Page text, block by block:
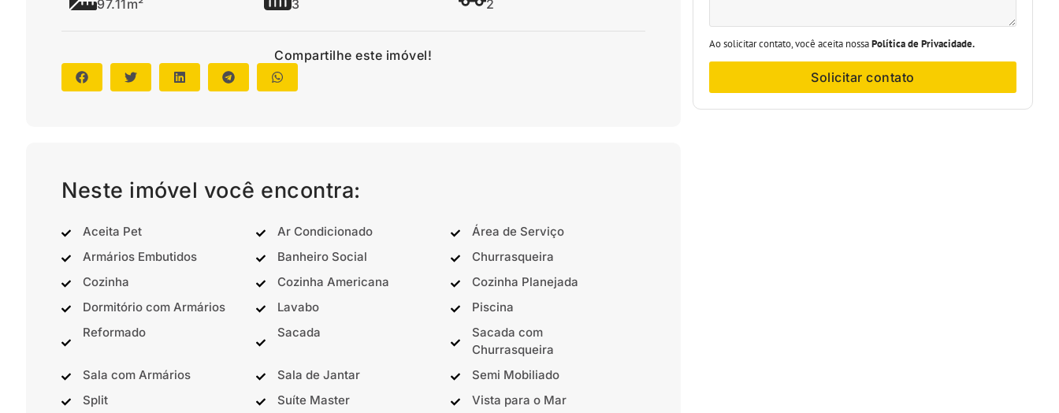
97.11m²
3
2
Compartilhe este imóvel!
Neste imóvel você encontra:
Aceita Pet Ar Condicionado
Área de Serviço
Armários Embutidos
Banheiro Social
Churrasqueira
Cozinha
Cozinha Americana
Cozinha Planejada
Dormitório com Armários
Lavabo
Piscina
Reformado
Sacada
Sacada com
Churrasqueira
Sala com Armários
Sala de Jantar
Semi Mobiliado
Split
Suíte Master
Vista para o Mar
Ao solicitar contato, você aceita nossaPolítica de Privacidade.
Solicitar contato